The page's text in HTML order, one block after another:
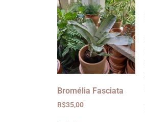
Bromélia Fasciata
R$35,00